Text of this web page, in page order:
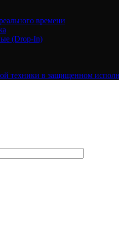
времени
(Drop-In)
техники в защищенном